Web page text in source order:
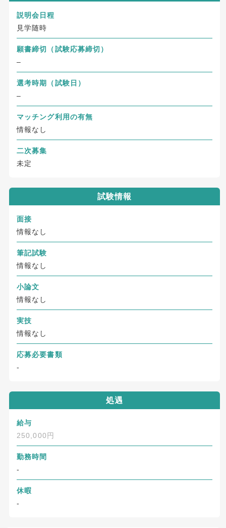
説明会日程
見学随時
願書締切
（試験応募締切）
–
選考時期（試験日）
–
マッチング利用の有無
情報なし
二次募集
未定
試験情報
面接
情報なし
筆記試験
情報なし
小論文
情報なし
実技
情報なし
応募必要書類
-
処遇
給与
250,000円
勤務時間
-
休暇
-